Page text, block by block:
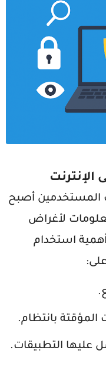
المستخدمين أصبح
لأغراض
استخدام
بانتظام.
عليها التطبيقات.